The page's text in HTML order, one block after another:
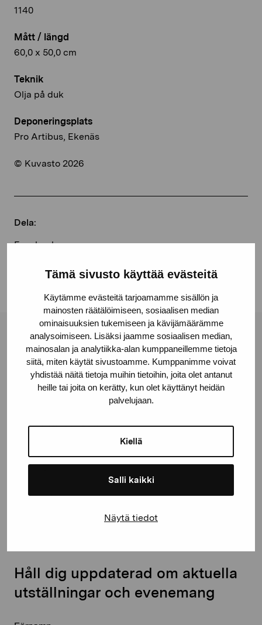
Tämä sivusto käyttää evästeitä
Käytämme evästeitä tarjoamamme sisällön ja
mainosten räätälöimiseen, sosiaalisen median
ominaisuuksien tukemiseen ja kävijämäärämme
analysoimiseen. Lisäksi jaamme sosiaalisen median,
mainosalan ja analytiikka-alan kumppaneillemme tietoja
siitä, miten käytät sivustoamme. Kumppanimme voivat
yhdistää näitä tietoja muihin tietoihin, joita olet antanut
heille tai joita on kerätty, kun olet käyttänyt heidän
palvelujaan.
Kiellä
Salli kaikki
Näytä tiedot
1140
Mått / längd
60,0 x 50,0 cm
Teknik
Olja på duk
Deponeringsplats
Pro Artibus, Ekenäs
© Kuvasto 2026
Dela:
Facebook
Stiftelsen Pro Artibus
Gustav Wasas gata 11
+358 (0)50 371 6339
Kontakta oss
Håll dig uppdaterad om aktuella
utställningar och evenemang